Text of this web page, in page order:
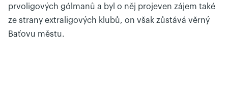
prvoligových gólmanů a byl o něj projeven zájem také
ze strany extraligových klubů, on však zůstává věrný
Baťovu městu.